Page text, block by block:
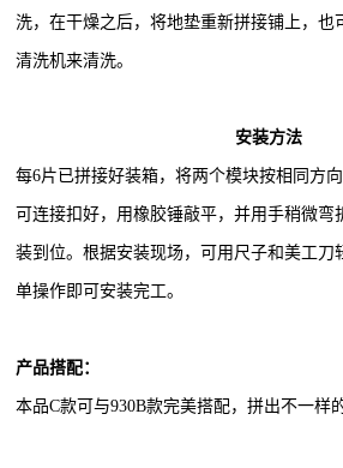
洗，在干燥之后，将地垫重新拼接铺上，也
清洗机来清洗。
安装方法
每6片已拼接好装箱，将两个模块按相同方
可连接扣好，用橡胶锤敲平，并用手稍微弯
装到位。根据安装现场，可用尺子和美工刀
单操作即可安装完工。
产品搭配：
本品C款可与930B款完美搭配，拼出不一样